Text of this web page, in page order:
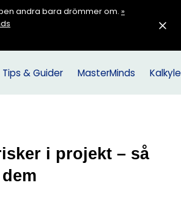
andra bara drömmer om. »
Tips & Guider MasterMinds
i projekt – så